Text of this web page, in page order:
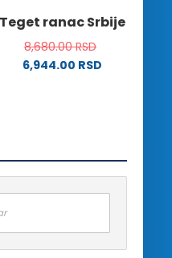
Teget ranac Srbije
8,680.00RSD
6,944.00 RSD